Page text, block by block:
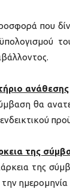
που
ανάθεσης
θα
της
της